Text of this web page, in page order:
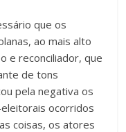
que os
ao mais alto
e reconciliador, que
de tons
pela negativa os
ocorridos
coisas, os atores